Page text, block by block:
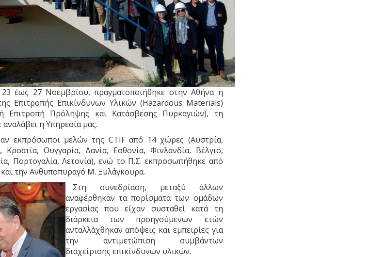
έως 27 Νοεμβρίου, πραγματοποιήθηκε στην Αθήνα η
Επιτροπής Επικίνδυνων Υλικών (Hazardous Materials)
Επιτροπή Πρόληψης και Κατάσβεσης Πυρκαγιών), τη
η Υπηρεσία μας.
εκπρόσωποι μελών της CTIF από 14 χώρες (Αυστρία,
Ουγγαρία, Δανία, Εσθονία, Φινλανδία, Βέλγιο,
Πορτογαλία, Λετονία), ενώ το Π.Σ. εκπροσωπήθηκε από
την Ανθυποπυραγό Μ. Ξυλάγκουρα.
Στη συνεδρίαση, μεταξύ άλλων
αναφέρθηκαν τα πορίσματα των ομάδων
εργασίας που είχαν συσταθεί κατά τη
διάρκεια των προηγούμενων ετών
ανταλλάχθηκαν απόψεις και εμπειρίες για
την αντιμετώπιση συμβάντων
διαχείρισης επικίνδυνων υλικών.